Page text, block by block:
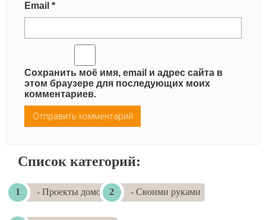
Email *
Сохранить моё имя, email и адрес сайта в
этом браузере для последующих моих
комментариев.
Список категорий:
- Проекты домов - Своими руками